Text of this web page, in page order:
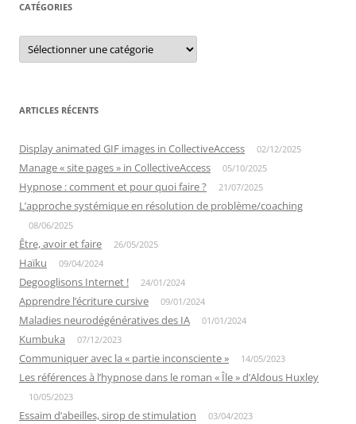
CATÉGORIES
Catégories
ARTICLES RÉCENTS
Display animated GIF images in CollectiveAccess 02/12/2025
Manage « site pages » in CollectiveAccess 05/10/2025
Hypnose : comment et pour quoi faire ? 21/07/2025
L’approche systémique en résolution de problème/coaching
08/06/2025
Être, avoir et faire 26/05/2025
Haïku 09/04/2024
Degooglisons Internet ! 24/01/2024
Apprendre l’écriture cursive 09/01/2024
Maladies neurodégénératives des IA 01/01/2024
Kumbuka 07/12/2023
Communiquer avec la « partie inconsciente » 14/05/2023
Les références à l’hypnose dans le roman « Île » d’Aldous Huxley
10/05/2023
Essaim d’abeilles, sirop de stimulation 03/04/2023